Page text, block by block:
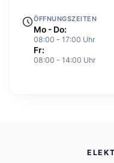
ÖFFNUNGSZEITEN
Mo - Do:
08:00 - 17:00 Uhr
Fr:
08:00 - 14:00 Uhr